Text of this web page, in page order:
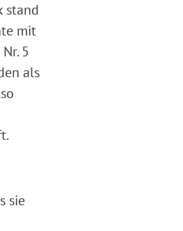
stand
mit
5
als
sie